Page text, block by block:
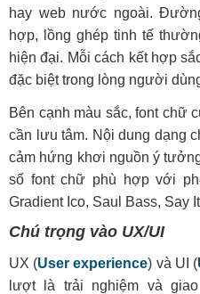
hay web nước ngoài.
hợp, lồng ghép tinh tế
hiện đại. Mỗi cách kết hợp
đặc biệt trong lòng người
Bên cạnh màu sắc, font chữ
cần lưu tâm. Nội dung dạng
cảm hứng khơi nguồn ý
số font chữ phù hợp với
Gradient Ico, Saul Bass, Say
Chú trọng vào UX/UI
UX (User experience) và UI (
lượt là trải nghiệm và